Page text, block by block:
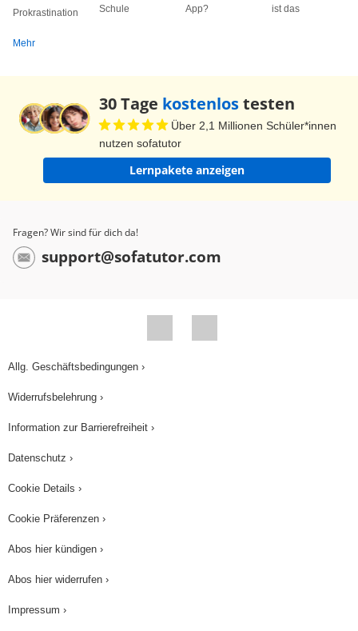
Prokrastination
Schule
App?
ist das
Mehr
30 Tage kostenlostesten
Über 2,1 Millionen Schüler*innen
nutzen sofatutor
Lernpakete anzeigen
Fragen? Wir sind für dich da!
support@sofatutor.com
Allg. Geschäftsbedingungen ›
Widerrufsbelehrung ›
Information zur Barrierefreiheit ›
Datenschutz ›
Cookie Details ›
Cookie Präferenzen ›
Abos hier kündigen ›
Abos hier widerrufen ›
Impressum ›